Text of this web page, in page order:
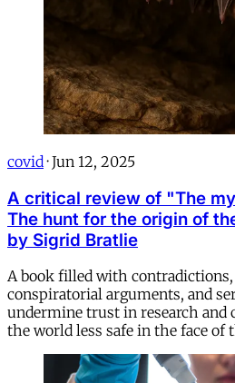
covid · Jun 12, 2025
A critical review of "The
The hunt for the origin of
by Sigrid Bratlie
A book filled with
conspiratorial arguments, and
undermine trust in research
the world less safe in the face of